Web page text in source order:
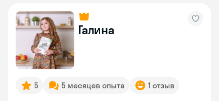
Галина
5 5 месяцев опыта 1 отзыв